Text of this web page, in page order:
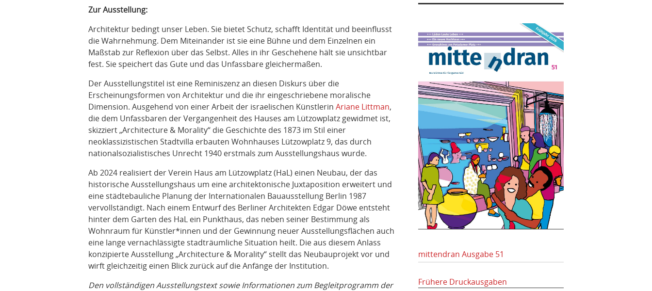
Zur Ausstellung:
Architektur bedingt unser Leben. Sie bietet Schutz, schafft Identität und beeinflusst
die Wahrnehmung. Dem Miteinander ist sie eine Bühne und dem Einzelnen ein
Maßstab zur Reflexion über das Selbst. Alles in ihr Geschehene hält sie unsichtbar
fest. Sie speichert das Gute und das Unfassbare gleichermaßen.
Der Ausstellungstitel ist eine Reminiszenz an diesen Diskurs über die
Erscheinungsformen von Architektur und die ihr eingeschriebene moralische
Dimension. Ausgehend von einer Arbeit der israelischen Künstlerin Ariane Littman,
die dem Unfassbaren der Vergangenheit des Hauses am Lützowplatz gewidmet ist,
skizziert „Architecture & Morality“ die Geschichte des 1873 im Stil einer
neoklassizistischen Stadtvilla erbauten Wohnhauses Lützowplatz 9, das durch
nationalsozialistisches Unrecht 1940 erstmals zum Ausstellungshaus wurde.
Ab 2024 realisiert der Verein Haus am Lützowplatz (HaL) einen Neubau, der das
historische Ausstellungshaus um eine architektonische Juxtaposition erweitert und
eine städtebauliche Planung der Internationalen Bauausstellung Berlin 1987
vervollständigt. Nach einem Entwurf des Berliner Architekten Edgar Döwe entsteht
hinter dem Garten des HaL ein Punkthaus, das neben seiner Bestimmung als
Wohnraum für Künstler*innen und der Gewinnung neuer Ausstellungsflächen auch
eine lange vernachlässigte stadträumliche Situation heilt. Die aus diesem Anlass
konzipierte Ausstellung „Architecture & Morality“ stellt das Neubauprojekt vor und
wirft gleichzeitig einen Blick zurück auf die Anfänge der Institution.
Den vollständigen Ausstellungstext sowie Informationen zum Begleitprogramm der
mittendran Ausgabe 51
Frühere Druckausgaben